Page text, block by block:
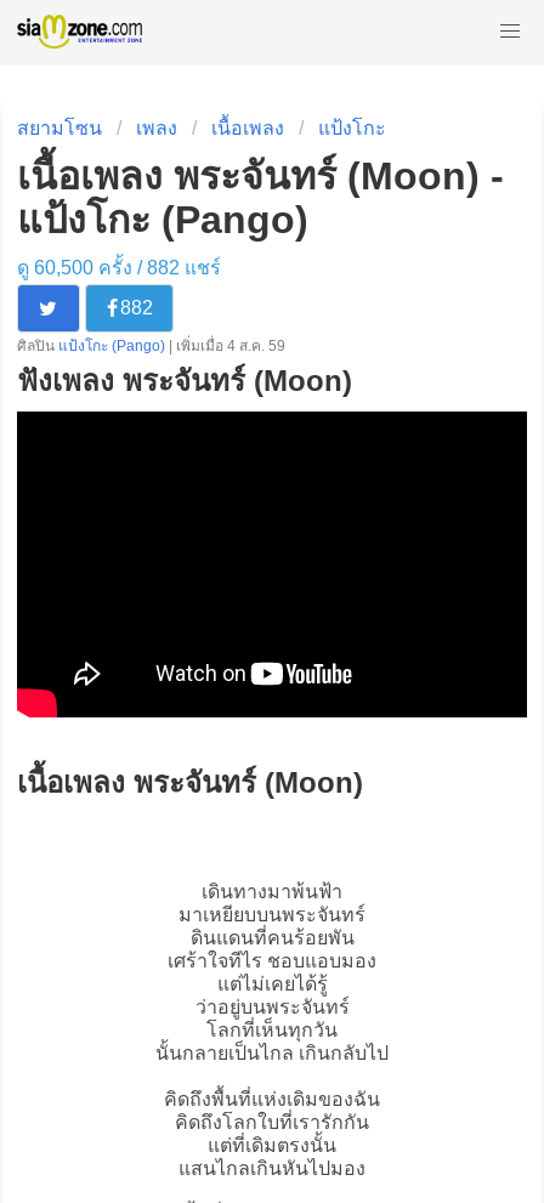
สยามโซน เพลง เนื้อเพลง แป้งโกะ
เนื้อเพลง พระจันทร์ (Moon) -
แป้งโกะ (Pango)
ดู 60,500 ครั้ง /882 แชร์
882
ศิลปิน แป้งโกะ (Pango) | เพิ่มเมื่อ 4 ส.ค. 59
ฟังเพลง พระจันทร์ (Moon)
เนื้อเพลง พระจันทร์ (Moon)
เดินทางมาพ้นฟ้า
มาเหยียบบนพระจันทร์
ดินแดนที่คนร้อยพัน
เศร้าใจทีไร ชอบแอบมอง
แต่ไม่เคยได้รู้
ว่าอยู่บนพระจันทร์
โลกที่เห็นทุกวัน
นั้นกลายเป็นไกล เกินกลับไป
คิดถึงพื้นที่แห่งเดิมของฉัน
คิดถึงโลกใบที่เรารักกัน
แต่ที่เดิมตรงนั้น
แสนไกลเกินหันไปมอง